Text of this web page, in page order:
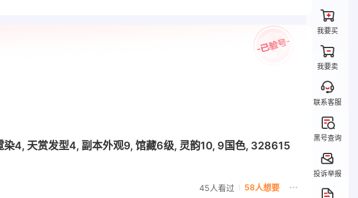
4, 天赏发型4, 副本外观9, 馆藏6级, 灵韵10, 9国色, 328615
45人看过 58人想要
我要买
我要卖
联系客服
黑号查询
投诉举报